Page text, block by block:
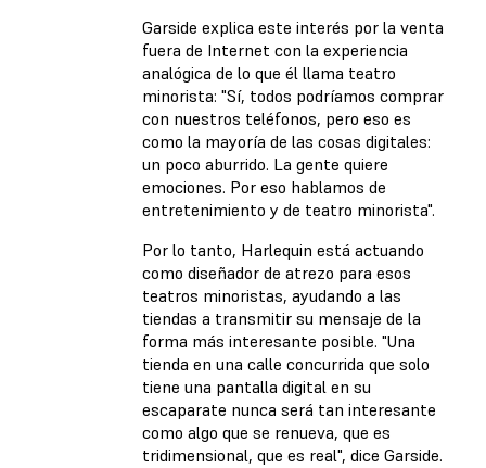
Garside explica este interés por la venta
fuera de Internet con la experiencia
analógica de lo que él llama teatro
minorista: "Sí, todos podríamos comprar
con nuestros teléfonos, pero eso es
como la mayoría de las cosas digitales:
un poco aburrido. La gente quiere
emociones. Por eso hablamos de
entretenimiento y de teatro minorista".
Por lo tanto, Harlequin está actuando
como diseñador de atrezo para esos
teatros minoristas, ayudando a las
tiendas a transmitir su mensaje de la
forma más interesante posible. "Una
tienda en una calle concurrida que solo
tiene una pantalla digital en su
escaparate nunca será tan interesante
como algo que se renueva, que es
tridimensional, que es real", dice Garside.